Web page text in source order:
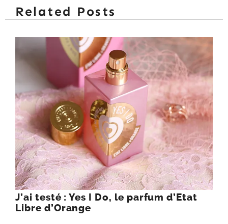
Related Posts
J’ai testé : Yes I Do, le parfum d’Etat
Libre d’Orange